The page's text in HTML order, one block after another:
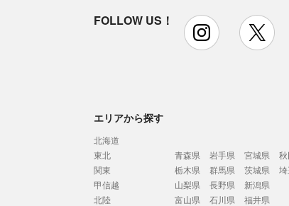
FOLLOW US！ instagram
エリアから探す
北海道
東北
青森県 岩手県 宮城県
関東
栃木県 群馬県 茨城県
甲信越
山梨県 長野県
新潟県
北陸
富山県 石川県
福井県